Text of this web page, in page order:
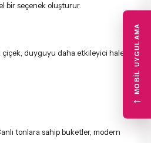
bir seçenek oluşturur.
çiçek, duyguyu daha etkileyici hale
tonlara sahip buketler, modern
MOBIL UYGULAMA
←